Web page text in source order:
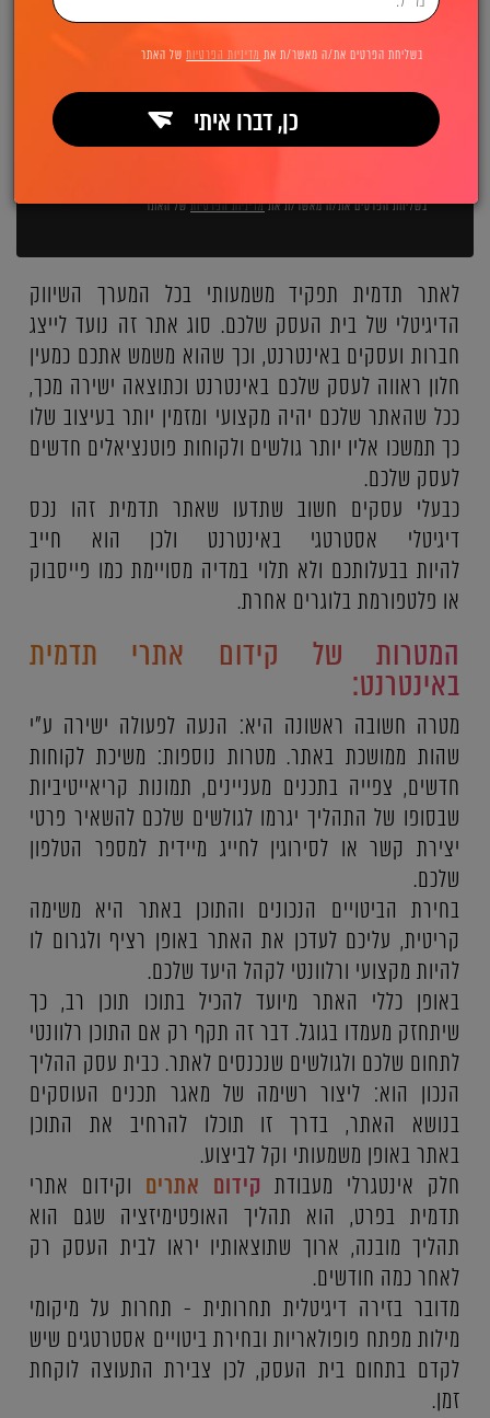
בשליחת הפרטים את/ה מאשר/ת אתמדיניות הפרטיותשל האתר
לאתר תדמית תפקיד משמעותי בכל המערך השיווק
הדיגיטלי של בית העסק שלכם. סוג אתר זה נועד לייצג
חברות ועסקים באינטרנט, וכך שהוא משמש אתכם כמעין
חלון ראווה לעסק שלכם באינטרנט וכתוצאה ישירה מכך,
ככל שהאתר שלכם יהיה מקצועי ומזמין יותר בעיצוב שלו
כך תמשכו אליו יותר גולשים ולקוחות פוטנציאלים חדשים
לעסק שלכם.
כבעלי עסקים חשוב שתדעו שאתר תדמית זהו נכס
דיגיטלי אסטרטגי באינטרנט ולכן הוא חייב
להיות בבעלותכם ולא תלוי במדיה מסויימת כמו פייסבוק
או פלטפורמת בלוגרים אחרת.
המטרות של קידום אתרי תדמית
באינטרנט:
מטרה חשובה ראשונה היא: הנעה לפעולה ישירה ע"י
שהות ממושכת באתר. מטרות נוספות: משיכת לקוחות
חדשים, צפייה בתכנים מעניינים, תמונות קריאייטיביות
שבסופו של התהליך יגרמו לגולשים שלכם להשאיר פרטי
יצירת קשר או לסירוגין לחייג מיידית למספר הטלפון
שלכם.
בחירת הביטויים הנכונים והתוכן באתר היא משימה
קריטית, עליכם לעדכן את האתר באופן רציף ולגרום לו
להיות מקצועי ורלוונטי לקהל היעד שלכם.
באופן כללי האתר מיועד להכיל בתוכו תוכן רב, כך
שיתחזק מעמדו בגוגל. דבר זה תקף רק אם התוכן רלוונטי
לתחום שלכם ולגולשים שנכנסים לאתר. כבית עסק ההליך
הנכון הוא: ליצור רשימה של מאגר תכנים העוסקים
בנושא האתר, בדרך זו תוכלו להרחיב את התוכן
באתר באופן משמעותי וקל לביצוע.
חלק אינטגרלי מעבודת קידום אתרים וקידום אתרי
תדמית בפרט, הוא תהליך האופטימיזציה שגם הוא
תהליך מובנה, ארוך שתוצאותיו יראו לבית העסק רק
לאחר כמה חודשים.
מדובר בזירה דיגיטלית תחרותית - תחרות על מיקומי
מילות מפתח פופולאריות ובחירת ביטויים אסטרטגים שיש
לקדם בתחום בית העסק, לכן צבירת התעוצה לוקחת
זמן.
בשליחת הפרטים את/ה מאשר/ת את מדיניות הפרטיותשל האתר
כן, דברו איתי